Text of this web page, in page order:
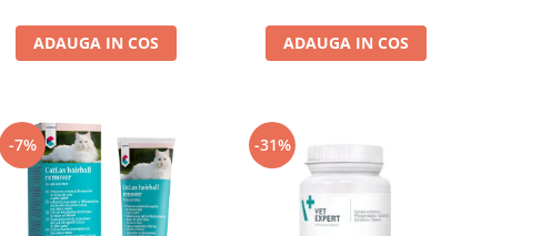
ADAUGA IN COS ADAUGA IN COS
-7% -31%